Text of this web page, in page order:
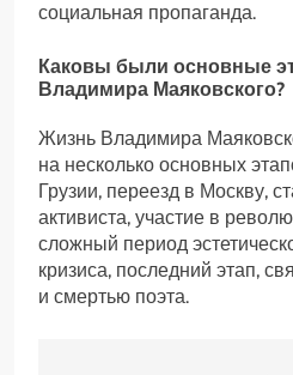
социальная пропаганда.
Каковы были основные
Владимира Маяковского?
Жизнь Владимира
на несколько основных
Грузии, переезд в Москву,
активиста, участие в
сложный период
кризиса, последний этап,
и смертью поэта.